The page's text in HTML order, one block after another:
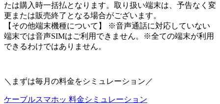
たは購入時一括払となります。取り扱い端末は、予告なく変
更または販売終了となる場合がございます。
【その他端末機種について】 ※音声通話に対応していない
端末では音声SIMはご利用できません。※全ての端末が利用
できるわけではありません。
＼まずは毎月の料金をシミュレーション／
ケーブルスマホッ 料金シミュレーション